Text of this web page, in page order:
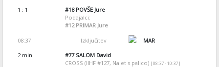
1 : 1
#18POVŠE Jure
Podajalci:
#12PRIMAR Jure
08:37 Izključitev
MAR
2 min
#77SALOM David
CROSS (IIHF #127, Nalet s palico) [ 08:37 - 10:37 ]